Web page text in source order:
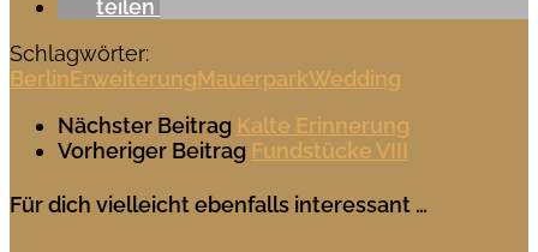
teilen
Schlagwörter:
BerlinErweiterungMauerparkWedding
Nächster Beitrag Kalte Erinnerung
Vorheriger Beitrag Fundstücke VIII
Für dich vielleicht ebenfalls interessant …